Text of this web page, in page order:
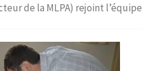
de la MLPA) rejoint l’équipe